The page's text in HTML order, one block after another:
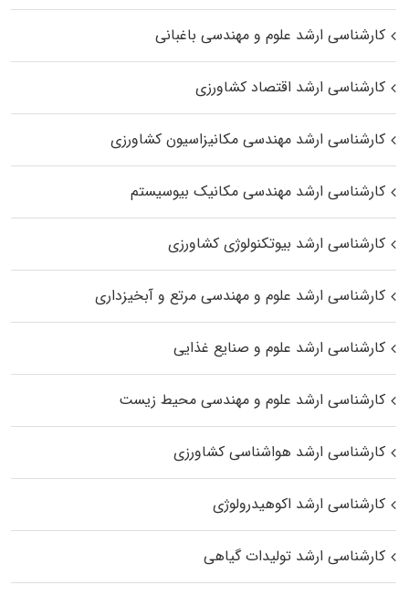
کارشناسی ارشد علوم و مهندسی باغبانی
کارشناسی ارشد اقتصاد کشاورزی
کارشناسی ارشد مهندسی مکانیزاسیون کشاورزی
کارشناسی ارشد مهندسی مکانیک بیوسیستم
کارشناسی ارشد بیوتکنولوژی کشاورزی
کارشناسی ارشد علوم و مهندسی مرتع و آبخیزداری
کارشناسی ارشد علوم و صنایع غذایی
کارشناسی ارشد علوم و مهندسی محیط زیست
کارشناسی ارشد هواشناسی کشاورزی
کارشناسی ارشد اکوهیدرولوژی
کارشناسی ارشد تولیدات گیاهی